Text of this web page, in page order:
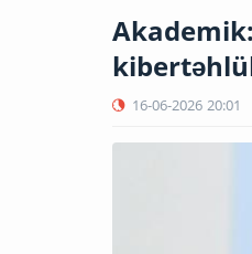
16-06-2026 20:01